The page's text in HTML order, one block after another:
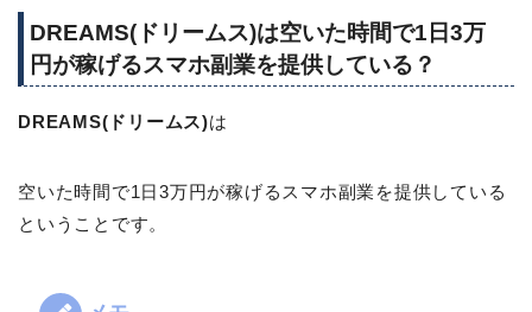
DREAMS(ドリームス)は空いた時間で1日3万
円が稼げるスマホ副業を提供している？
DREAMS(ドリームス)は
空いた時間で1日3万円が稼げるスマホ副業を提供している
ということです。